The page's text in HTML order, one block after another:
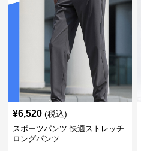
¥6,520 (税込)
スポーツパンツ 快適ストレッチ
ロングパンツ